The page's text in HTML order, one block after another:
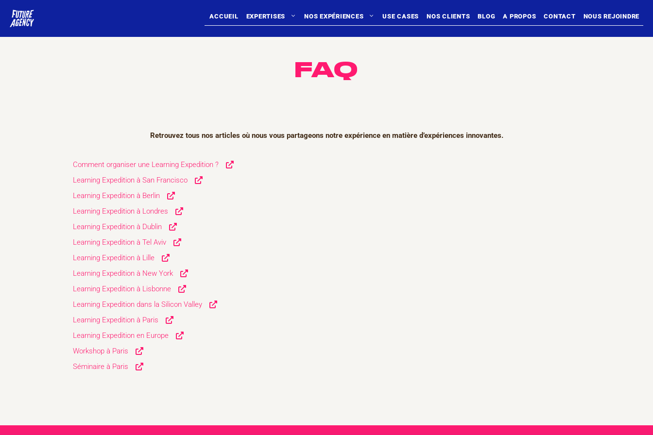
contenu
ACCUEIL EXPERTISES NOS EXPÉRIENCES USE CASES NOS CLIENTS BLOG A PROPOS CONTACT NOUS REJOINDRE
FAQ
Retrouvez tous nos articles où nous vous partageons notre expérience en matière d’expériences innovantes.
Comment organiser une Learning Expedition ?
Learning Expedition à San Francisco
Learning Expedition à Berlin
Learning Expedition à Londres
Learning Expedition à Dublin
Learning Expedition à Tel Aviv
Learning Expedition à Lille
Learning Expedition à New York
Learning Expedition à Lisbonne
Learning Expedition dans la Silicon Valley
Learning Expedition à Paris
Learning Expedition en Europe
Workshop à Paris
Séminaire à Paris